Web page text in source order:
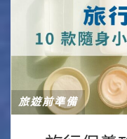
旅遊前準備